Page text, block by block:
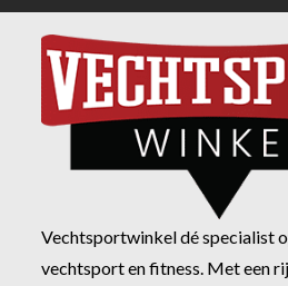
Vechtsportwinkel dé specialist
vechtsport en fitness. Met een